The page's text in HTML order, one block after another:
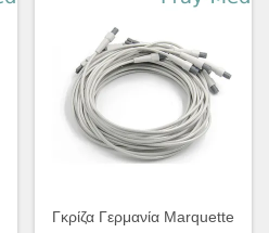
Γκρίζα Γερμανία Marquette